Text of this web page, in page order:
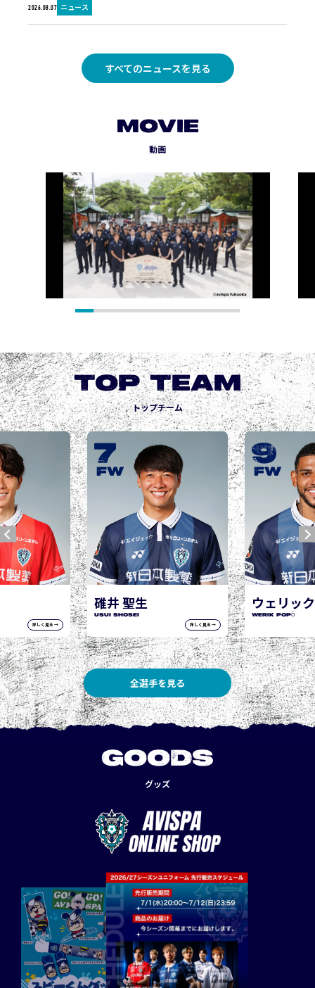
2026.08.07 ニュース
すべてのニュースを見る
MOVIE
動画
TOP TEAM
トップチーム
詳しく見る →
ウェリック ポポ
詳しく見る →
9
FW
全選手を見る
GOODS
グッズ